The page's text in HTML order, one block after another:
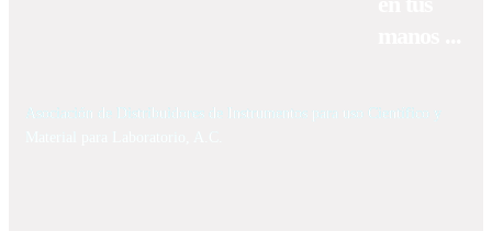
Asociación de Distribuidores de Instrumentos para uso Científico y